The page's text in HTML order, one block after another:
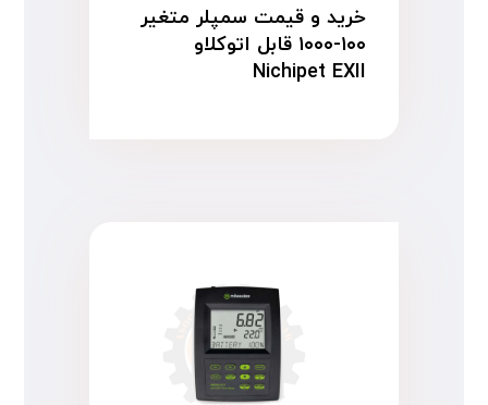
خرید و قیمت سمپلر متغیر
۱۰۰-۱۰۰۰ قابل اتوکلاو
Nichipet EXII